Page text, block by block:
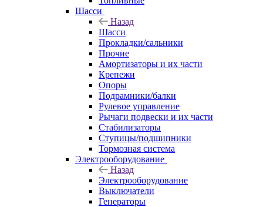
Шасси
Назад
Шасси
Прокладки/сальники
Прочие
Амортизаторы и их части
Крепежи
Опоры
Подрамники/балки
Рулевое управление
Рычаги подвески и их части
Стабилизаторы
Ступицы/подшипники
Тормозная система
Электрооборудование
Назад
Электрооборудование
Выключатели
Генераторы